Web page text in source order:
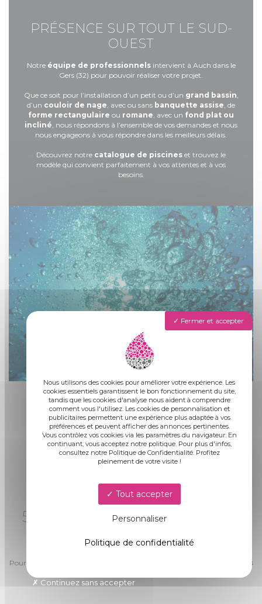
PRÉSENCE SUR TOUT LE SUD-
OUEST
Notre équipe de professionnelsintervient à Auch dans le
Gers (32) pour pouvoir réaliser votre projet.
Que ce soit pour l’installation d’un petit ou d’un grand bassin,
d’un couloir de nage, avec ou sans banquette assise, de
forme rectangulaire ou romane, avec un fond plat ou
incliné, nous répondons à l’ensemble de vos demandes et nous
nous engageons à vous répondre dans les meilleurs délais.
Découvrez notre catalogue de piscines et trouvez le
modèle qui convient parfaitement à vos attentes et à vos
besoins.
COQUE POLYESTER
50 ANS DE GARANTIE SUR LA
STRUCTURE
Pourquoi l'
piscines
Fermer et accepter
Nous utilisons des cookies pour améliorer votre expérience. Les
cookies essentiels garantissent le bon fonctionnement du site,
tandis que les cookies d'analyse nous aident à comprendre
comment vous l'utilisez. Les cookies de personnalisation et
publicitaires permettent une expérience plus adaptée à vos
préférences et peuvent afficher des annonces pertinentes.
Vous contrôlez vos cookies via les paramètres du navigateur. En
continuant, vous acceptez notre politique. Pour plus d'infos,
consultez notre Politique de Confidentialité. Profitez
pleinement de votre visite !
Tout accepter
Personnaliser
Politique de confidentialité
Continuez sans accepter